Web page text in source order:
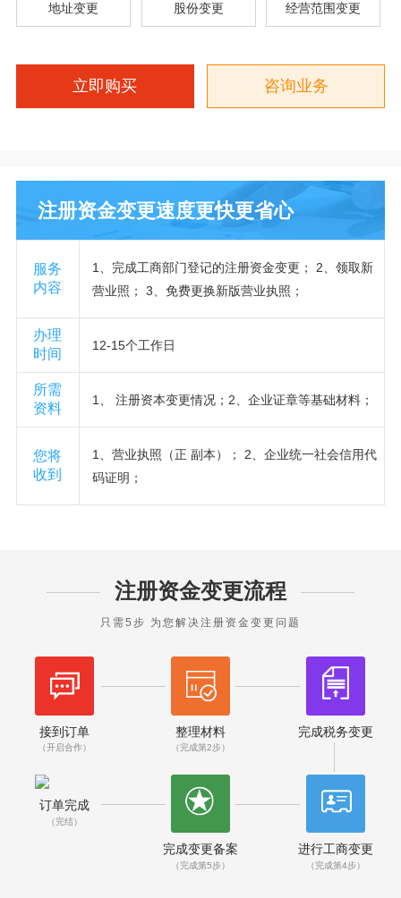
地址变更 股份变更 经营范围变更
立即购买 咨询业务
注册资金变更速度更快更省心
服务
内容
1、完成工商部门登记的注册资金变更； 2、领取新
营业照； 3、免费更换新版营业执照；
办理
时间
12-15个工作日
所需
资料
1、 注册资本变更情况；2、企业证章等基础材料；
您将
收到
1、营业执照（正 副本）； 2、企业统一社会信用代
码证明；
注册资金变更流程
只需5步 为您解决注册资金变更问题
接到订单
（开启合作）
整理材料
（完成第2步）
完成税务变更
进行工商变更
（完成第4步）
完成变更备案
（完成第5步）
订单完成
（完结）